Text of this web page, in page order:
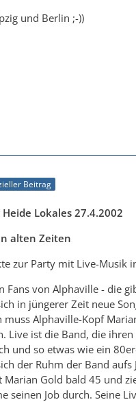
und Berlin ;-))
Beitrag
Lokales 27.4.2002
alten Zeiten
zur Party mit Live-Musik
Fans von Alphaville - die
in jüngerer Zeit neue
muss Alphaville-Kopf
Live ist die Band, die
und so etwas wie ein
der Ruhm der Band
Marian Gold bald 45 und
seinen Job durch. Seine